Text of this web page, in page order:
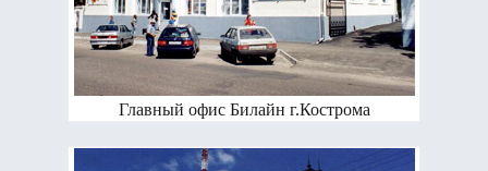
Главный офис Билайн г.Кострома